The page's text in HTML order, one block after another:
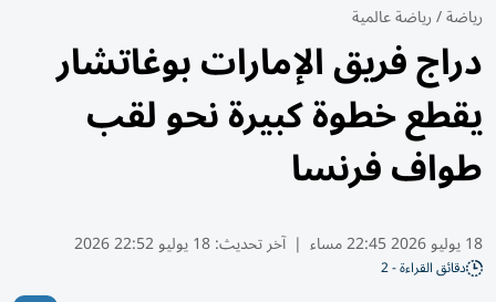
رياضة/رياضة عالمية
دراج فريق الإمارات بوغاتشار
يقطع خطوة كبيرة نحو لقب
طواف فرنسا
18 يوليو 2026 22:45 مساء | آخر تحديث:18 يوليو 22:52 2026
دقائق القراءة - 2